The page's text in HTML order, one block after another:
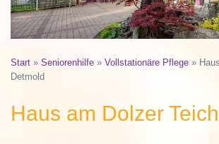
Start » Seniorenhilfe » Vollstationäre Pflege »
Detmold
Haus am Dolzer